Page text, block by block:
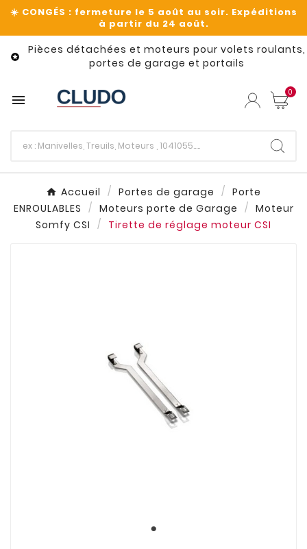

Pièces détachées et moteurs pour volets roulants,
portes de garage et portails
 0
Accueil Portes de garage
Porte
ENROULABLES
Moteurs porte de Garage
Moteur
Somfy CSI
Tirette de réglage moteur CSI